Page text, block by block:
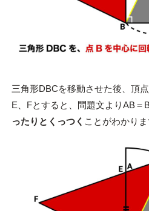
三角形DBCを移動させた後、頂
E、Fとすると、問題文よりAB＝
ったりとくっつく ことがわかりま